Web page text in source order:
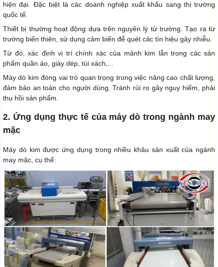
hiện đại. Đặc biệt là các doanh nghiệp xuất khẩu sang thị trường
quốc tế.
Thiết bị thường hoạt động dựa trên nguyên lý từ trường. Tạo ra từ
trường biến thiên, sử dụng cảm biến để quét các tín hiệu gây nhiễu.
Từ đó, xác định vị trí chính xác của mảnh kim lẫn trong các sản
phẩm quần áo, giày dép, túi xách,...
Máy dò kim đóng vai trò quan trọng trong việc nâng cao chất lượng,
đảm bảo an toàn cho người dùng. Tránh rủi ro gây nguy hiểm, phải
thu hồi sản phẩm.
2. Ứng dụng thực tế của máy dò trong ngành may
mặc
Máy dò kim được ứng dụng trong nhiều khâu sản xuất của ngành
may mặc, cụ thể: